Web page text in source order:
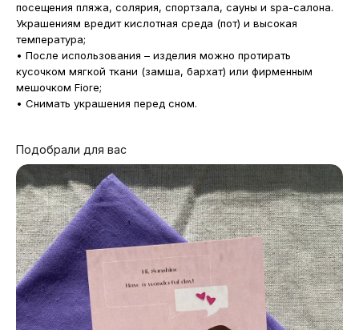
посещения пляжа, солярия, спортзала, сауны и spa-салона.
Украшениям вредит кислотная среда (пот) и высокая
температура;
• После использования – изделия можно протирать
кусочком мягкой ткани (замша, бархат) или фирменным
мешочком Fiore;
• Снимать украшения перед сном.
Подобрали для вас
МАГАЗИНЫ
Потрогать, примерить,
ВЛЮБИТЬСЯ И КУПИТЬ
наш бренд вы можете по адресу